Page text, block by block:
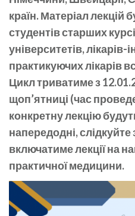
країн. Матеріал лекцій
студентів старших
університетів, лікарів-
практикуючих лікарів
Цикл триватиме з
щоп’ятниці (час
конкретну лекцію
напередодні,
включатиме лекції на
практичної медицини.